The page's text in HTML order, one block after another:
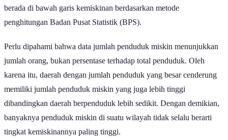
berada di bawah garis kemiskinan berdasarkan metode
penghitungan Badan Pusat Statistik (BPS).
Perlu dipahami bahwa data jumlah penduduk miskin menunjukkan
jumlah orang, bukan persentase terhadap total penduduk. Oleh
karena itu, daerah dengan jumlah penduduk yang besar cenderung
memiliki jumlah penduduk miskin yang juga lebih tinggi
dibandingkan daerah berpenduduk lebih sedikit. Dengan demikian,
banyaknya penduduk miskin di suatu wilayah tidak selalu berarti
tingkat kemiskinannya paling tinggi.